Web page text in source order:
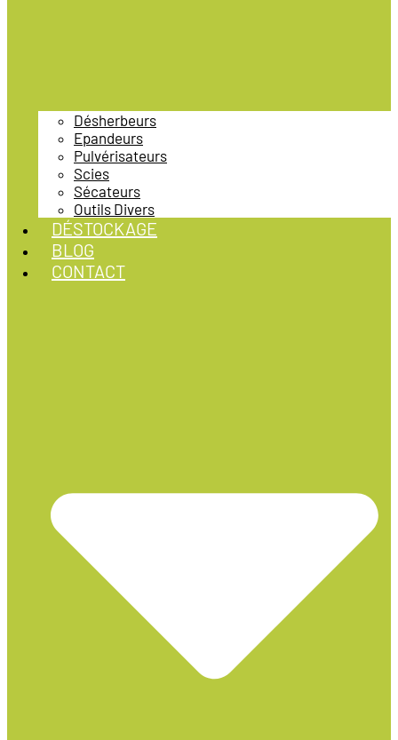
Désherbeurs
Epandeurs
Pulvérisateurs
Scies
Sécateurs
Outils Divers
DÉSTOCKAGE
BLOG
CONTACT